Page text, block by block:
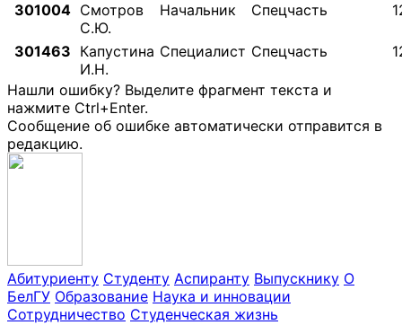
301004 Смотров
С.Ю.
Начальник Спецчасть
301463 Капустина
И.Н.
Специалист Спецчасть
Нашли ошибку? Выделите фрагмент текста и
нажмите Ctrl+Enter.
Сообщение об ошибке автоматически отправится в
редакцию.
Абитуриенту Студенту Аспиранту Выпускнику О
БелГУ Образование Наука и инновации
Сотрудничество Студенческая жизнь